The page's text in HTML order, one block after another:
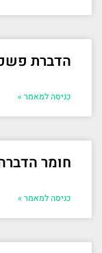
הדברת
כניסה למאמר »
חומר
כניסה למאמר »